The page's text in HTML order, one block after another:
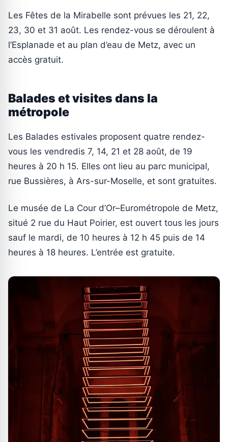
Les Fêtes de la Mirabelle sont prévues les 21, 22,
23, 30 et 31 août. Les rendez-vous se déroulent à
l’Esplanade et au plan d’eau de Metz, avec un
accès gratuit.
Balades et visites dans la
métropole
Les Balades estivales proposent quatre rendez-
vous les vendredis 7, 14, 21 et 28 août, de 19
heures à 20 h 15. Elles ont lieu au parc municipal,
rue Bussières, à Ars-sur-Moselle, et sont gratuites.
Le musée de La Cour d’Or–Eurométropole de Metz,
situé 2 rue du Haut Poirier, est ouvert tous les jours
sauf le mardi, de 10 heures à 12 h 45 puis de 14
heures à 18 heures. L’entrée est gratuite.